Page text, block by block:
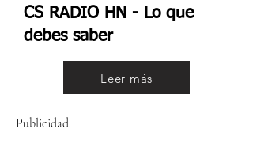
CS RADIO HN - Lo que
debes saber
Leer más
Publicidad